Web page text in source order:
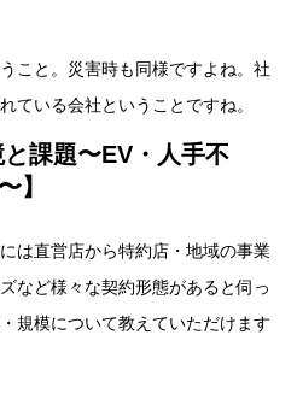
こと。災害時も同様ですよね。社
ている会社ということですね。
と課題〜EV・人手不
】
は直営店から特約店・地域の事業
など様々な契約形態があると伺っ
規模について教えていただけます